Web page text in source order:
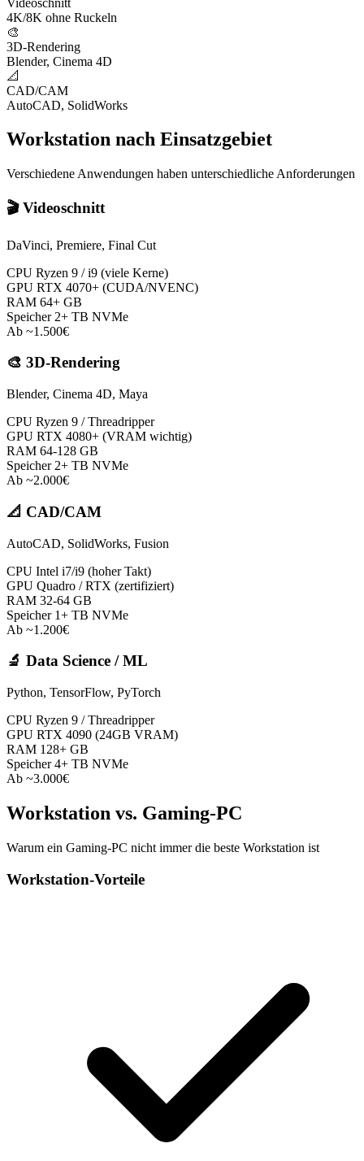
4K/8K ohne Ruckeln
🎨
3D-Rendering
Blender, Cinema 4D
📐
CAD/CAM
AutoCAD, SolidWorks
Workstation nach Einsatzgebiet
Verschiedene Anwendungen haben unterschiedliche Anforderungen
🎬Videoschnitt
DaVinci, Premiere, Final Cut
CPU Ryzen 9 / i9 (viele Kerne)
GPU RTX 4070+ (CUDA/NVENC)
RAM 64+ GB
Speicher 2+ TB NVMe
Ab ~1.500€
🎨 3D-Rendering
Blender, Cinema 4D, Maya
CPU Ryzen 9 / Threadripper
GPU RTX 4080+ (VRAM wichtig)
RAM 64-128 GB
Speicher 2+ TB NVMe
Ab ~2.000€
📐 CAD/CAM
AutoCAD, SolidWorks, Fusion
CPU Intel i7/i9 (hoher Takt)
GPU Quadro / RTX (zertifiziert)
RAM 32-64 GB
Speicher 1+ TB NVMe
Ab ~1.200€
🔬 Data Science / ML
Python, TensorFlow, PyTorch
CPU Ryzen 9 / Threadripper
GPU RTX 4090 (24GB VRAM)
RAM 128+ GB
Speicher 4+ TB NVMe
Ab ~3.000€
Workstation vs. Gaming-PC
Warum ein Gaming-PC nicht immer die beste Workstation ist
Workstation-Vorteile